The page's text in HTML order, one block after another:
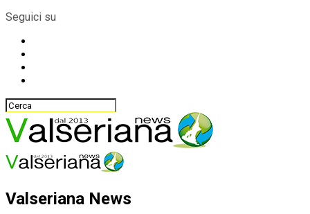
Seguici su
Valseriana News